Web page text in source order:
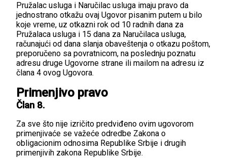
Pružalac usluga i Naručilac usluga imaju pravo da
jednostrano otkažu ovaj Ugovor pisanim putem u bilo
koje vreme, uz otkazni rok od 10 radnih dana za
Pružalaca usluga i 15 dana za Naručilaca usluga,
računajući od dana slanja obaveštenja o otkazu poštom,
preporučeno sa povratnicom, na poslednju poznatu
adresu druge Ugovorne strane ili mailom na adresu iz
člana 4 ovog Ugovora.
Primenjivo pravo
Član 8.
Za sve što nije izričito predviđeno ovim ugovorom
primenjivaće se važeće odredbe Zakona o
obligacionim odnosima Republike Srbije i drugih
primenjivih zakona Republike Srbije.